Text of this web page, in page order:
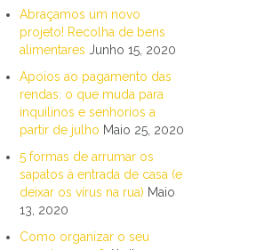
Abraçamos um novo
projeto! Recolha de bens
alimentares Junho 15, 2020
Apoios ao pagamento das
rendas: o que muda para
inquilinos e senhorios a
partir de julho Maio 25, 2020
5 formas de arrumar os
sapatos à entrada de casa (e
deixar os vírus na rua) Maio
13, 2020
Como organizar o seu